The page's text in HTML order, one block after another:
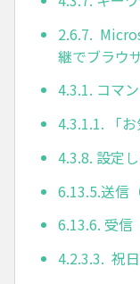
2.6.7.
継でブラウ
4.3.1. コマ
4.3.1.1. 「
4.3.8. 設定
6.13.5.送信
6.13.6. 受信
4.2.3.3. 祝